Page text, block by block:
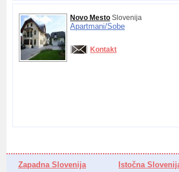
Novo Mesto Slovenija
Apartmani/Sobe
Kontakt
Zapadna Slovenija Istočna